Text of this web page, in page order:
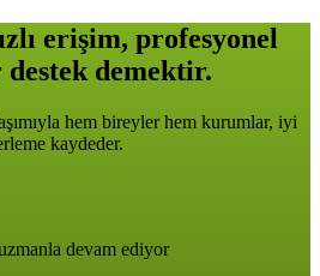
erişim, profesyonel
demektir.
hem bireyler hem kurumlar, iyi
kaydeder.
devam ediyor